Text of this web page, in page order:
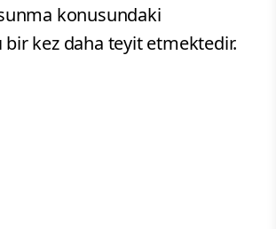
konusundaki
bir kez daha teyit etmektedir.